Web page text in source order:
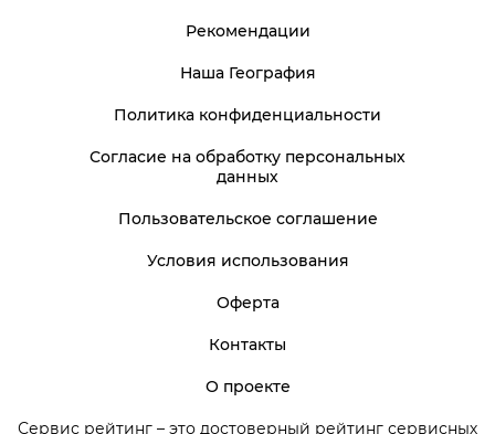
Сервис рейтинг – это достоверный рейтинг сервисных
Рекомендации
Наша География
Политика конфиденциальности
Согласие на обработку персональных
данных
Пользовательское соглашение
Условия использования
Оферта
Контакты
О проекте